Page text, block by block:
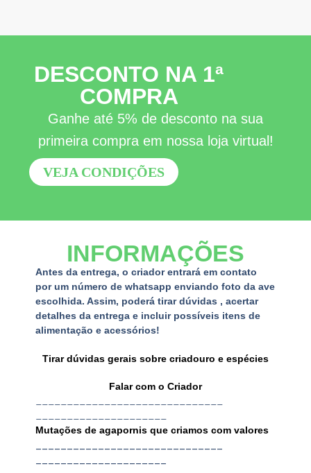
DESCONTO NA 1ª
COMPRA
Ganhe até 5% de desconto na sua
primeira compra em nossa loja virtual!
VEJA CONDIÇÕES
INFORMAÇÕES
Antes da entrega, o criador entrará em contato
por um número de whatsapp enviando foto da ave
escolhida. Assim, poderá tirar dúvidas , acertar
detalhes da entrega e incluir possíveis itens de
alimentação e acessórios!
Tirar dúvidas gerais sobre criadouro e espécies
Falar com o Criador
______________________________
_____________________
Mutações de agapornis que criamos com valores